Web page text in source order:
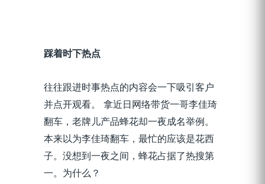
踩着时下热点
往往跟进时事热点的内容会一下吸引客户
并点开观看。
拿近日网络带货一哥李佳琦
翻车，老牌儿产品蜂花却一夜成名举例。
本来以为李佳琦翻车，最忙的应该是花西
子。没想到一夜之间，蜂花占据了热搜第
一。为什么？